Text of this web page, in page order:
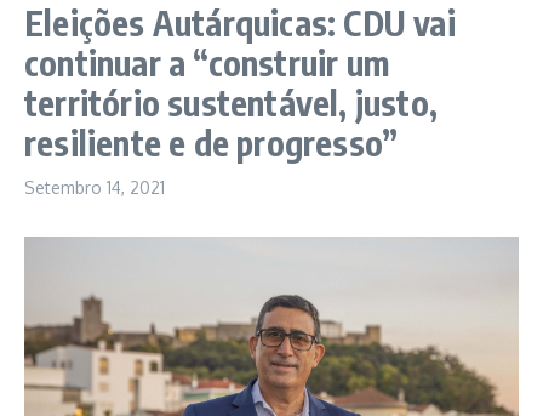
Eleições Autárquicas: CDU vai
continuar a “construir um
território sustentável, justo,
resiliente e de progresso”
Setembro 14, 2021